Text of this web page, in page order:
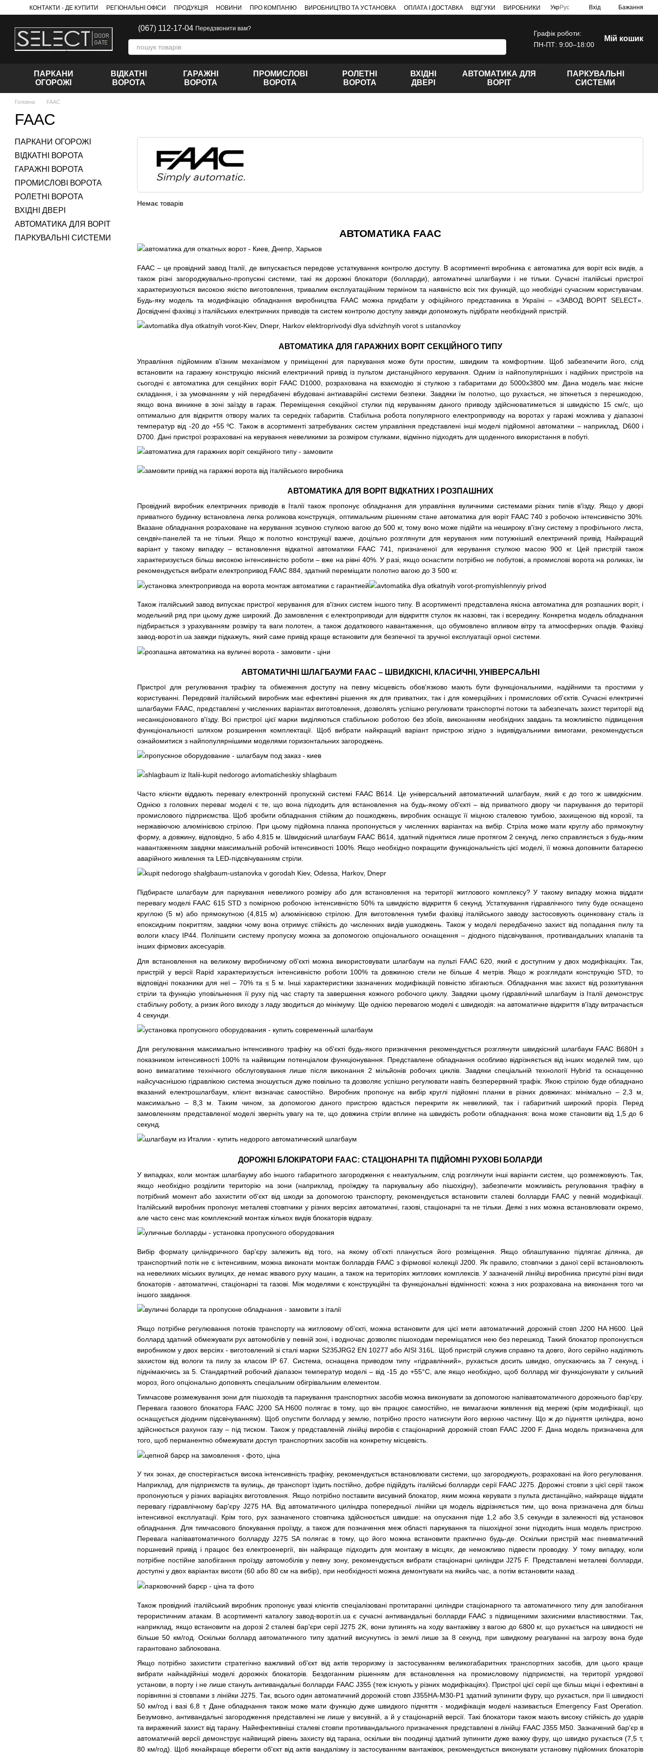
Перейти до основного контенту
КОНТАКТИ - ДЕ КУПИТИ РЕГІОНАЛЬНІ ОФІСИ ПРОДУКЦІЯ НОВИНИ ПРО КОМПАНІЮ ВИРОБНИЦТВО ТА УСТАНОВКА ОПЛАТА І ДОСТАВКА ВІДГУКИ ВИРОБНИКИ УкрРус Вхід Бажання
(067) 112-17-04 Передзвонити вам?
Графік роботи:
ПН-ПТ: 9:00–18:00
Мій кошик
ПАРКАНИ
ОГОРОЖІ
ВІДКАТНІ
ВОРОТА
ГАРАЖНІ
ВОРОТА
ПРОМИСЛОВІ
ВОРОТА
РОЛЕТНІ
ВОРОТА
ВХІДНІ
ДВЕРІ
АВТОМАТИКА ДЛЯ
ВОРІТ
ПАРКУВАЛЬНІ
СИСТЕМИ
Головна FAAC
FAAC
АВТОМАТИКА FAAC
FAAC – це провідний завод Італії, де випускається передове устаткування контролю доступу. В асортименті виробника є автоматика для ворітвсіх видів, а
також різні загороджувально-пропускні системи, такі як дорожні блокатори (болларди), автоматичні шлагбауми і не тільки. Сучасні італійські пристрої
характеризуються високою якістю виготовлення, тривалим експлуатаційним терміном та наявністю всіх тих функцій, що необхідні сучасним користувачам.
Будь-яку модель та модифікацію обладнання виробництва FAAC можна придбати у офіційного представника в Україні – «ЗАВОД ВОРІТ SELECT».
Досвідчені фахівці з італійських електричних приводів та систем контролю доступу завжди допоможуть підібрати необхідний пристрій.
АВТОМАТИКА ДЛЯ ГАРАЖНИХ ВОРІТ СЕКЦІЙНОГО ТИПУ
Управління підйомним в'їзним механізмом у приміщенні для паркування може бути простим, швидким та комфортним. Щоб забезпечити його, слід
встановити на гаражну конструкцію якісний електричний привід із пультом дистанційного керування. Одним із найпопулярніших і надійних пристроїв на
сьогодні є автоматика для секційних ворітFAAC D1000, розрахована на взаємодію зі стулкою з габаритами до 5000х3800 мм. Дана модель має якісне
складання, і за умовчанням у ній передбачені вбудовані антиаварійні системи безпеки. Завдяки їм полотно, що рухається, не зіткнеться з перешкодою,
якщо вона виникне в зоні заїзду в гараж. Переміщення секційної стулки під керуванням даного приводу здійснюватиметься зі швидкістю 15 см/с, що
оптимально для відкриття отвору малих та середніх габаритів. Стабільна робота популярного електроприводу на воротах у гаражі можлива у діапазоні
температур від -20 до +55 ºС. Також в асортименті затребуваних систем управління представлені інші моделі підйомної автоматики – наприклад, D600 і
D700. Дані пристрої розраховані на керування невеликими за розміром стулками, відмінно підходять для щоденного використання в побуті.
АВТОМАТИКА ДЛЯ ВОРІТ ВІДКАТНИХ І РОЗПАШНИХ
Провідний виробник електричних приводів в Італії також пропонує обладнання для управління вуличними системами різних типів в'їзду. Якщо у дворі
приватного будинку встановлена легка роликова конструкція, оптимальним рішенням стане автоматика для ворітFAAC 740 з робочою інтенсивністю 30%.
Вказане обладнання розраховане на керування зсувною стулкою вагою до 500 кг, тому воно може підійти на нешироку в'їзну систему з профільного листа,
сендвіч-панелей та не тільки. Якщо ж полотно конструкції важче, доцільно розглянути для керування ним потужніший електричний привід. Найкращий
варіант у такому випадку – встановлення відкатної автоматики FAAC 741, призначеної для керування стулкою масою 900 кг. Цей пристрій також
характеризується більш високою інтенсивністю роботи – вже на рівні 40%. У разі, якщо оснастити потрібно не побутові, а промислові ворота на роликах, їм
рекомендується вибрати електропривод FAAC 884, здатний переміщати полотно вагою до 3 500 кг.
Також італійський завод випускає пристрої керування для в'їзних систем іншого типу. В асортименті представлена якісна автоматика для розпашних воріт, і
модельний ряд при цьому дуже широкий. До замовлення є електроприводи для відкриття стулок як назовні, так і всередину. Конкретна модель обладнання
підбирається з урахуванням розміру та ваги полотен, а також додаткового навантаження, що обумовлено впливом вітру та атмосферних опадів. Фахівці
завод-ворот.in.ua завжди підкажуть, який саме привід краще встановити для безпечної та зручної експлуатації орної системи.
АВТОМАТИЧНІ ШЛАГБАУМИ FAAC – ШВИДКІСНІ, КЛАСИЧНІ, УНІВЕРСАЛЬНІ
Пристрої для регулювання трафіку та обмеження доступу на певну місцевість обов'язково мають бути функціональними, надійними та простими у
користуванні. Передовий італійський виробник має ефективні рішення як для приватних, так і для комерційних і промислових об'єктів. Сучасні електричні
шлагбауми FAAC, представлені у численних варіантах виготовлення, дозволять успішно регулювати транспортні потоки та забезпечать захист території від
несанкціонованого в'їзду. Всі пристрої цієї марки виділяються стабільною роботою без збоїв, виконанням необхідних завдань та можливістю підвищення
функціональності шляхом розширення комплектації. Щоб вибрати найкращий варіант пристрою згідно з індивідуальними вимогами, рекомендується
ознайомитися з найпопулярнішими моделями горизонтальних загороджень.
Часто клієнти віддають перевагу електронній пропускній системі FAAC B614. Це універсальний автоматичний шлагбаум, який є до того ж швидкісним.
Однією з головних переваг моделі є те, що вона підходить для встановлення на будь-якому об'єкті – від приватного двору чи паркування до території
промислового підприємства. Щоб зробити обладнання стійким до пошкоджень, виробник оснащує її міцною сталевою тумбою, захищеною від корозії, та
нержавіючою алюмінієвою стрілою. При цьому підйомна планка пропонується у численних варіантах на вибір. Стріла може мати круглу або прямокутну
форму, а довжину, відповідно, 5 або 4,815 м. Швидкісний шлагбаум FAAC B614, здатний піднятися лише протягом 2 секунд, легко справляється з будь-яким
навантаженням завдяки максимальній робочій інтенсивності 100%. Якщо необхідно покращити функціональність цієї моделі, її можна доповнити батареєю
аварійного живлення та LED-підсвічуванням стріли.
Підбираєте шлагбаум для паркування невеликого розміру або для встановлення на території житлового комплексу? У такому випадку можна віддати
перевагу моделі FAAC 615 STD з помірною робочою інтенсивністю 50% та швидкістю відкриття 6 секунд. Устаткування гідравлічного типу буде оснащено
круглою (5 м) або прямокутною (4,815 м) алюмінієвою стрілою. Для виготовлення тумби фахівці італійського заводу застосовують оцинковану сталь із
епоксидним покриттям, завдяки чому вона отримує стійкість до численних видів ушкоджень. Також у моделі передбачено захист від попадання пилу та
вологи класу IP44. Поліпшити систему пропуску можна за допомогою опціонального оснащення – діодного підсвічування, противандальних клапанів та
інших фірмових аксесуарів.
Для встановлення на великому виробничому об'єкті можна використовувати шлагбаум на пульті FAAC 620, який є доступним у двох модифікаціях. Так,
пристрій у версії Rapid характеризується інтенсивністю роботи 100% та довжиною стели не більше 4 метрів. Якщо ж розглядати конструкцію STD, то
відповідні показники для неї – 70% та ≤ 5 м. Інші характеристики зазначених модифікацій повністю збігаються. Обладнання має захист від розхитування
стріли та функцію уповільнення її руху під час старту та завершення кожного робочого циклу. Завдяки цьому гідравлічний шлагбаум із Італії демонструє
стабільну роботу, а ризик його виходу з ладу зводиться до мінімуму. Ще однією перевагою моделі є швидкодія: на автоматичне відкриття в'їзду витрачається
4 секунди.
Для регулювання максимально інтенсивного трафіку на об'єкті будь-якого призначення рекомендується розглянути швидкісний шлагбаум FAAC B680H з
показником інтенсивності 100% та найвищим потенціалом функціонування. Представлене обладнання особливо відрізняється від інших моделей тим, що
воно вимагатиме технічного обслуговування лише після виконання 2 мільйонів робочих циклів. Завдяки спеціальній технології Hybrid та оснащенню
найсучаснішою гідравлікою система зношується дуже повільно та дозволяє успішно регулювати навіть безперервний трафік. Якою стрілою буде обладнано
вказаний електрошлагбаум, клієнт визначає самостійно. Виробник пропонує на вибір круглі підйомні планки в різних довжинах: мінімально – 2,3 м,
максимально – 8,3 м. Таким чином, за допомогою даного пристрою вдасться перекрити як невеликий, так і габаритний широкий проріз. Перед
замовленням представленої моделі зверніть увагу на те, що довжина стріли вплине на швидкість роботи обладнання: вона може становити від 1,5 до 6
секунд.
ДОРОЖНІ БЛОКІРАТОРИ FAAC: СТАЦІОНАРНІ ТА ПІДЙОМНІ РУХОВІ БОЛАРДИ
У випадках, коли монтаж шлагбауму або іншого габаритного загородження є неактуальним, слід розглянути інші варіанти систем, що розмежовують. Так,
якщо необхідно розділити територію на зони (наприклад, проїжджу та паркувальну або пішохідну), забезпечити можливість регулювання трафіку в
потрібний момент або захистити об'єкт від шкоди за допомогою транспорту, рекомендується встановитисталеві болларди FAAC у певній модифікації.
Італійський виробник пропонує металеві стовпчики у різних версіях автоматичні, газові, стаціонарні та не тільки. Деякі з них можна встановлювати окремо,
але часто сенс має комплексний монтаж кількох видів блокаторів відразу.
Вибір формату циліндричного бар'єру залежить від того, на якому об'єкті планується його розміщення. Якщо облаштуванню підлягає ділянка, де
транспортний потік не є інтенсивним, можна виконати монтаж боллардів FAAC з фірмової колекції J200. Як правило, стовпчики з даної серії встановлюють
на невеликих міських вулицях, де немає жвавого руху машин, а також на територіях житлових комплексів. У зазначеній лінійці виробника присутні різні види
блокаторів - автоматичні, стаціонарні та газові. Між моделями є конструкційні та функціональні відмінності: кожна з них розрахована на виконання того чи
іншого завдання.
Якщо потрібне регулювання потоків транспорту на житловому об'єкті, можна встановити для цієї мети автоматичний дорожній стовп J200 HA H600. Цей
боллард здатний обмежувати рух автомобілів у певній зоні, і водночас дозволяє пішоходам переміщатися нею без перешкод. Такий блокатор пропонується
виробником у двох версіях - виготовлений зі сталі марки S235JRG2 EN 10277 або AISI 316L. Щоб пристрій служив справно та довго, його серійно наділяють
захистом від вологи та пилу за класом IP 67. Система, оснащена приводом типу «гідравлічний», рухається досить швидко, опускаючись за 7 секунд, і
піднімаючись за 5. Стандартний робочий діапазон температур моделі – від -15 до +55°C, але якщо необхідно, щоб боллард міг функціонувати у сильний
мороз, його опціонально доповнять спеціальним обігрівальним елементом.
Тимчасове розмежування зони для пішоходів та паркування транспортних засобів можна виконувати за допомогою напівавтоматичного дорожнього бар'єру.
Перевага газового блокатора FAAC J200 SA H600 полягає в тому, що він працює самостійно, не вимагаючи живлення від мережі (крім модифікації, що
оснащується діодним підсвічуванням). Щоб опустити боллард у землю, потрібно просто натиснути його верхню частину. Що ж до підняття циліндра, воно
здійснюється рахунок газу – під тиском. Також у представленій лінійці виробів є стаціонарний дорожній стовп FAAC J200 F. Дана модель призначена для
того, щоб перманентно обмежувати доступ транспортних засобів на конкретну місцевість.
У тих зонах, де спостерігається висока інтенсивність трафіку, рекомендується встановлювати системи, що загороджують, розраховані на його регулювання.
Наприклад, для підприємств та вулиць, де транспорт їздить постійно, добре підійдуть італійські болларди серії FAAC J275. Дорожні стовпи з цієї серії також
пропонуються у різних варіаціях виготовлення. Якщо потрібно поставити висувний блокатор, яким можна керувати з пульта дистанційно, найкраще віддати
перевагу гідравлічному бар'єру J275 HA. Від автоматичного циліндра попередньої лінійки ця модель відрізняється тим, що вона призначена для більш
інтенсивної експлуатації. Крім того, рух зазначеного стовпчика здійснюється швидше: на опускання піде 1,2 або 3,5 секунди в залежності від установок
обладнання. Для тимчасового блокування проїзду, а також для позначення меж області паркування та пішохідної зони підходить інша модель пристрою.
Перевага напівавтоматичного болларду J275 SA полягає в тому, що його можна встановити практично будь-де. Оскільки пристрій має пневматичний
поршневий привід і працює без електроенергії, він найкраще підходить для монтажу в місцях, де неможливо підвести проводку. У тому випадку, коли
потрібне постійне запобігання проїзду автомобілів у певну зону, рекомендується вибрати стаціонарні циліндри J275 F. Представлені металеві болларди,
доступні у двох варіантах висоти (60 або 80 см на вибір), при необхідності можна демонтувати на якийсь час, а потім встановити назад .
Також провідний італійський виробник пропонує увазі клієнтів спеціалізовані протитаранні циліндри стаціонарного та автоматичного типу для запобігання
терористичним атакам. В асортименті каталогу завод-ворот.in.ua є сучасні антивандальні болларди FAAC з підвищеними захисними властивостями. Так,
наприклад, якщо встановити на дорозі 2 сталеві бар'єри серії J275 2K, вони зупинять на ходу вантажівку з вагою до 6800 кг, що рухається на швидкості не
більше 50 км/год. Оскільки боллард автоматичного типу здатний висунутись із землі лише за 8 секунд, при швидкому реагуванні на загрозу вона буде
гарантовано заблокована.
Якщо потрібно захистити стратегічно важливий об'єкт від актів тероризму із застосуванням великогабаритних транспортних засобів, для цього краще
вибрати найнадійніші моделі дорожніх блокаторів. Бездоганним рішенням для встановлення на промисловому підприємстві, на території урядової
установи, в порту і не лише стануть антивандальні болларди FAAC J355 (теж існують у різних модифікаціях). Пристрої цієї серії ще більш міцні і ефективні в
порівнянні зі стовпами з лінійки J275. Так, всього один автоматичний дорожній стовп J355HA-M30-P1 здатний зупинити фуру, що рухається, при її швидкості
50 км/год і вазі 6,8 т. Дане обладнання також може мати функцію дуже швидкого підняття - модифікація моделі називається Emergency Fast Operation.
Безумовно, антивандальні загородження представлені не лише у висувній, а й у стаціонарній версії. Такі блокатори також мають високу стійкість до ударів
та виражений захист від тарану. Найефективніші сталеві стовпи противандального призначення представлені в лінійці FAAC J355 M50. Зазначений бар'єр в
автоматичній версії демонструє найвищий рівень захисту від тарана, оскільки він поодинці здатний зупинити дуже важку фуру, що швидко рухається (7,5 т,
80 км/год). Щоб якнайкраще вберегти об'єкт від актів вандалізму із застосуванням вантажівок, рекомендується виконувати установку підйомних блокаторів
Немає товарів
ПАРКАНИ ОГОРОЖІ
ВІДКАТНІ ВОРОТА
ГАРАЖНІ ВОРОТА
ПРОМИСЛОВІ ВОРОТА
РОЛЕТНІ ВОРОТА
ВХІДНІ ДВЕРІ
АВТОМАТИКА ДЛЯ ВОРІТ
ПАРКУВАЛЬНІ СИСТЕМИ